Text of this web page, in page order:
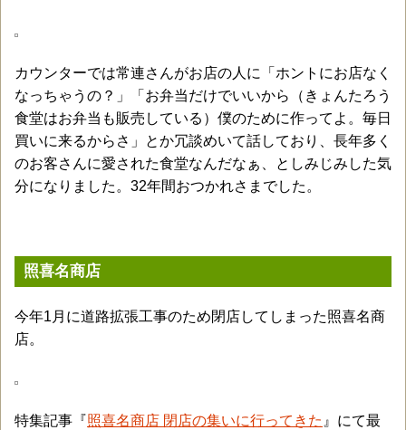
カウンターでは常連さんがお店の人に「ホントにお店なく
なっちゃうの？」「お弁当だけでいいから（きょんたろう
食堂はお弁当も販売している）僕のために作ってよ。毎日
買いに来るからさ」とか冗談めいて話しており、長年多く
のお客さんに愛された食堂なんだなぁ、としみじみした気
分になりました。32年間おつかれさまでした。
照喜名商店
今年1月に道路拡張工事のため閉店してしまった照喜名商
店。
特集記事『照喜名商店 閉店の集いに行ってきた 』にて最